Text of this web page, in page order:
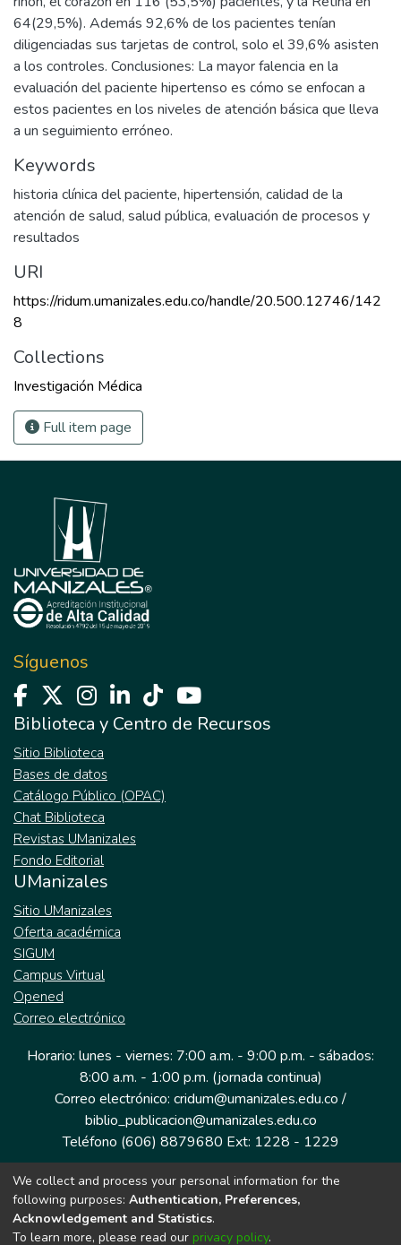
64(29,5%). Además 92,6% de los pacientes tenían
diligenciadas sus tarjetas de control, solo el 39,6% asisten
a los controles. Conclusiones: La mayor falencia en la
evaluación del paciente hipertenso es cómo se enfocan a
estos pacientes en los niveles de atención básica que lleva
a un seguimiento erróneo.
Keywords
historia clínica del paciente, hipertensión, calidad de la
atención de salud, salud pública, evaluación de procesos y
resultados
URI
https://ridum.umanizales.edu.co/handle/20.500.12746/142
8
Collections
Investigación Médica
Full item page
Síguenos
Biblioteca y Centro de Recursos
Sitio Biblioteca
Bases de datos
Catálogo Público (OPAC)
Chat Biblioteca
Revistas UManizales
Fondo Editorial
UManizales
Sitio UManizales
Oferta académica
SIGUM
Campus Virtual
Opened
Correo electrónico
Horario: lunes - viernes: 7:00 a.m. - 9:00 p.m. - sábados:
8:00 a.m. - 1:00 p.m. (jornada continua)
Correo electrónico: cridum@umanizales.edu.co /
biblio_publicacion@umanizales.edu.co
Teléfono (606) 8879680 Ext: 1228 - 1229
Dirección: Cra 9 a # 19-03 Edificio histórico, piso 1
Manizales, Caldas
Colombia.
We collect and process your personal information for the
following purposes: Authentication, Preferences,
Acknowledgement and Statistics.
To learn more, please read our privacy policy.